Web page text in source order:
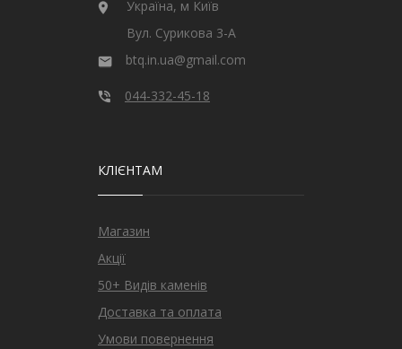
Україна, м Київ
Вул. Сурикова 3-А
btq.in.ua@gmail.com
044-332-45-18
КЛІЄНТАМ
Магазин
Акції
50+ Видів каменів
Доставка та оплата
Умови повернення